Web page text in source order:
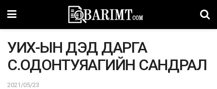
УИХ-ЫН ДЭД ДАРГА
С.ОДОНТУЯАГИЙН САНДРАЛ
2021/05/23